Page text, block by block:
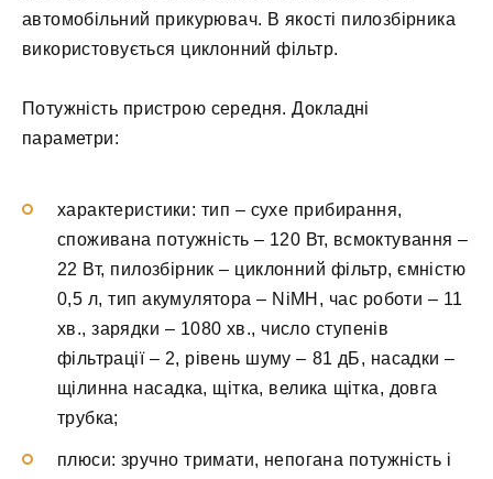
автомобільний прикурювач. В якості пилозбірника
використовується циклонний фільтр.
Потужність пристрою середня. Докладні
параметри:
характеристики: тип – сухе прибирання,
споживана потужність – 120 Вт, всмоктування –
22 Вт, пилозбірник – циклонний фільтр, ємністю
0,5 л, тип акумулятора – NiMH, час роботи – 11
хв., зарядки – 1080 хв., число ступенів
фільтрації – 2, рівень шуму – 81 дБ, насадки –
щілинна насадка, щітка, велика щітка, довга
трубка;
плюси: зручно тримати, непогана потужність і